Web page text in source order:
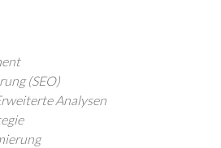
(SEO)
Analysen